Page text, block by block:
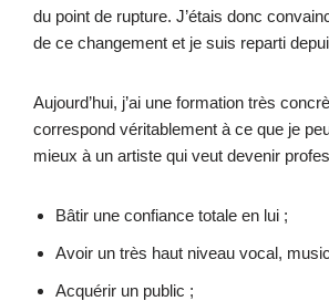
du point de rupture. J’étais donc
de ce changement et je suis reparti
Aujourd’hui, j’ai une formation très
correspond véritablement à ce que je
mieux à un artiste qui veut devenir
Bâtir une confiance totale en lui ;
Avoir un très haut niveau vocal,
Acquérir un public ;